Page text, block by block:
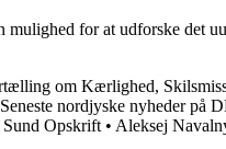
for at udforske det
om Kærlighed,
Seneste nordjyske nyheder på
Opskrift • Aleksej